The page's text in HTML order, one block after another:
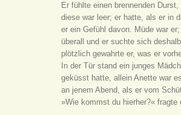
Er fühlte einen brennenden
diese war leer; er hatte, als er in
er ein Gefühl davon. Müde war
überall und er suchte sich
plötzlich gewahrte er, was er
In der Tür stand ein junges
geküsst hatte, allein Anette war
an jenem Abend, als er vom
»Wie kommst du hierher?« fragte